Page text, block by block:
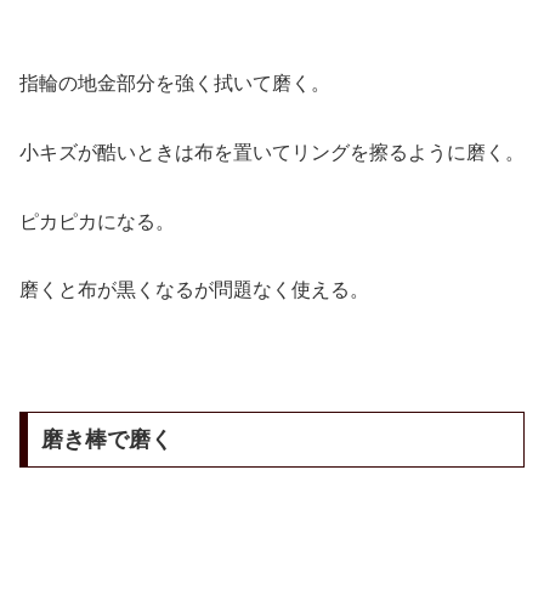
指輪の地金部分を強く拭いて磨く。
小キズが酷いときは布を置いてリングを擦るように磨く。
ピカピカになる。
磨くと布が黒くなるが問題なく使える。
磨き棒で磨く